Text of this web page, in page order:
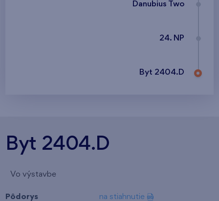
Danubius Two
24. NP
Byt 2404.D
Byt 2404.D
Vo výstavbe
Pôdorys na stiahnutie